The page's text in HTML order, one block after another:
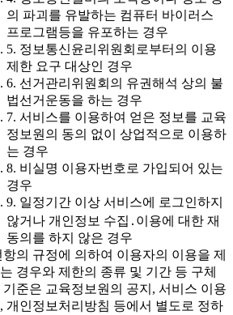
의 파괴를 유발하는 컴퓨터 바이러스
프로그램등을 유포하는 경우
5. 정보통신윤리위원회로부터의 이용
제한 요구 대상인 경우
6. 선거관리위원회의 유권해석 상의 불
법선거운동을 하는 경우
7. 서비스를 이용하여 얻은 정보를 교육
정보원의 동의 없이 상업적으로 이용하
는 경우
8. 비실명 이용자번호로 가입되어 있는
경우
9. 일정기간 이상 서비스에 로그인하지
않거나 개인정보 수집․이용에 대한 재
동의를 하지 않은 경우
의 규정에 의하여 이용자의 이용을 제
경우와 제한의 종류 및 기간 등 구체
기준은 교육정보원의 공지, 서비스 이용
개인정보처리방침 등에서 별도로 정하